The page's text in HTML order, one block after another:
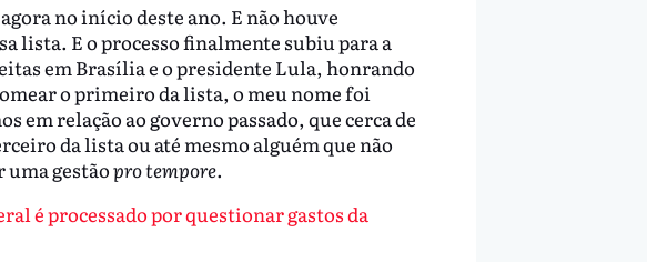
no início deste ano. E não houve
lista. E o processo finalmente subiu para a
em Brasília e o presidente Lula, honrando
o primeiro da lista, o meu nome foi
em relação ao governo passado, que cerca de
da lista ou até mesmo alguém que não
uma gestãopro tempore.
é processado por questionar gastos da